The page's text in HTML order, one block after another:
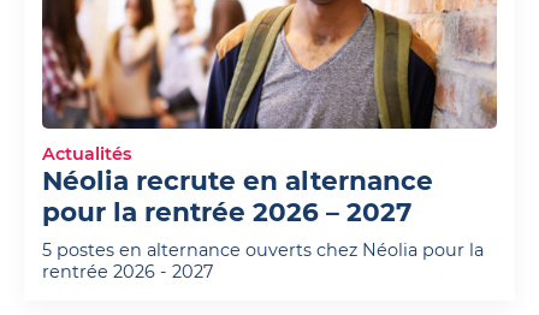
Actualités
Néolia recrute en alternance
pour la rentrée 2026 – 2027
5 postes en alternance ouverts chez Néolia pour la
rentrée 2026 - 2027